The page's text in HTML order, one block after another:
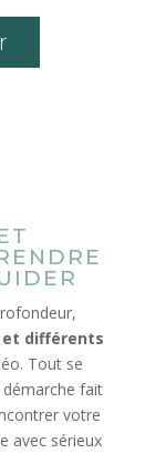
et différents
Tout se
fait
votre
avec sérieux